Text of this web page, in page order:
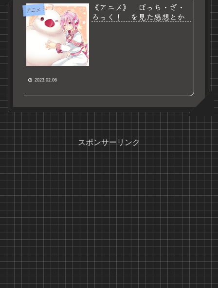
アニメ
《アニメ》 ぼっち・ざ・
ろっく！ を見た感想とか
2023.02.06
スポンサーリンク